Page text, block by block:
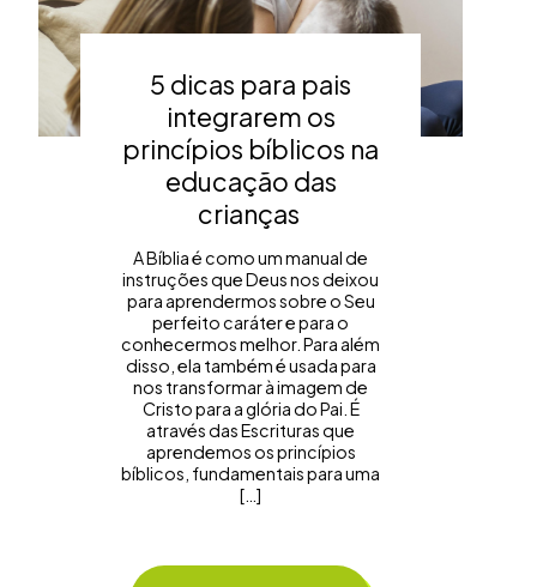
5 dicas para pais
integrarem os
princípios bíblicos na
educação das
crianças
A Bíblia é como um manual de
instruções que Deus nos deixou
para aprendermos sobre o Seu
perfeito caráter e para o
conhecermos melhor. Para além
disso, ela também é usada para
nos transformar à imagem de
Cristo para a glória do Pai. É
através das Escrituras que
aprendemos os princípios
bíblicos, fundamentais para uma
[…]